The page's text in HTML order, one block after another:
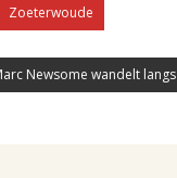
Zoeterwoude
Newsome wandelt